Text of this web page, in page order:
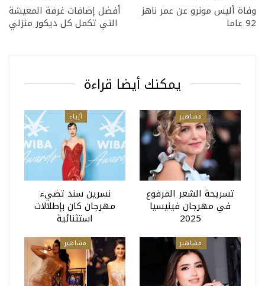
وفاة أليس مونرو عن عمر ناهز
92 عاما
أفضل إضافات غرفة المعيشة
التي تكمل كل ديكور منزلي
يمكنك أيضا قراءة
مشاهير
تسريحة الشعر المرفوع
في مهرجان فينيسيا
2025
أزياء
نسرين سند تضيء
مهرجان كان بإطلالات
استثنائية
مشاهير مشاهير